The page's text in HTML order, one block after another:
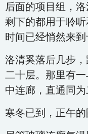
后面的项目组，
剩下的都用于聆
时间已经悄然来到
洛清奚落后几步
二十层。那里有
中连廊，直通同为
寒冬已到，正午的